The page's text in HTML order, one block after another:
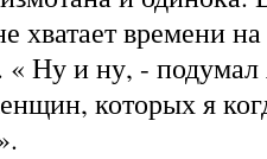
хватает времени на
« Ну и ну, - подумал
которых я